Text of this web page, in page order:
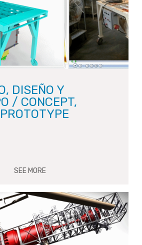
DISEÑO Y
/ CONCEPT,
SEE MORE